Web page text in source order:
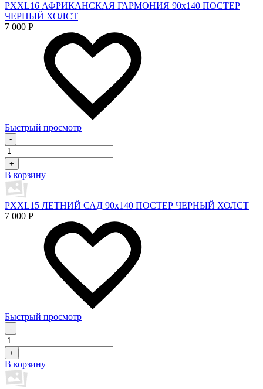
PXXL16 АФРИКАНСКАЯ ГАРМОНИЯ 90x140 ПОСТЕР
ЧЕРНЫЙ ХОЛСТ
7 000 Р
Быстрый просмотр
-
+
В корзину
PXXL15 ЛЕТНИЙ САД 90x140 ПОСТЕР ЧЕРНЫЙ ХОЛСТ
7 000 Р
Быстрый просмотр
-
+
В корзину